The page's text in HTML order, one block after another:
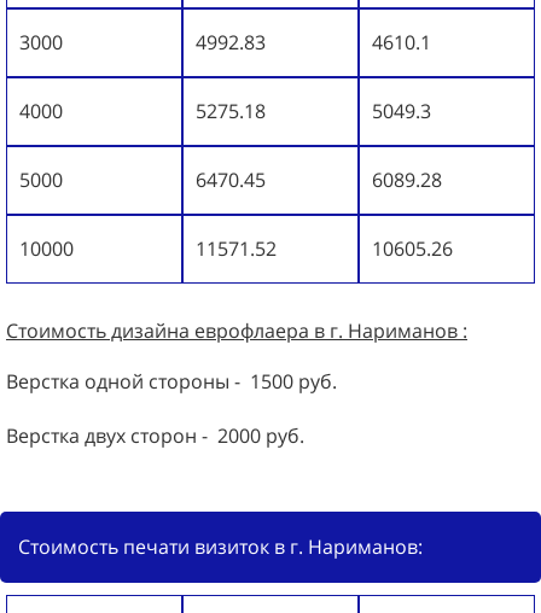
3000 4992.83 4610.1
4000 5275.18 5049.3
5000 6470.45 6089.28
10000 11571.52 10605.26
Стоимость дизайна еврофлаера в г. Нариманов :
Верстка одной стороны - 1500 руб.
Верстка двух сторон - 2000 руб.
Стоимость печати визиток в г. Нариманов: